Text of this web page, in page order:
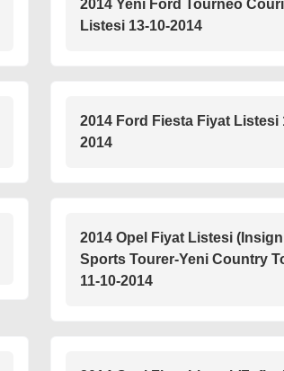
2014 Yeni Ford Tourneo
Listesi 13-10-2014
2014 Ford Fiesta Fiyat Listesi
2014
2014 Opel Fiyat Listesi
Sports Tourer-Yeni Country
11-10-2014